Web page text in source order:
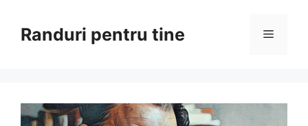
conținutRanduri pentru tine Meniu